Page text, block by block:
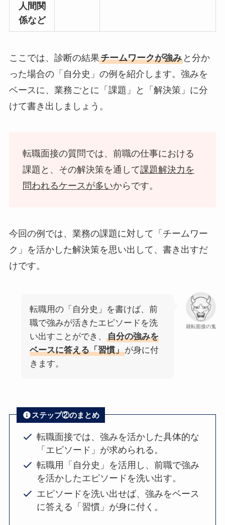
人間関
係など
ここでは、診断の結果チームワークが強みと分か
った場合の「自分史」の例を紹介します。強みを
ベースに、業務ごとに「課題」と「解決策」に分
けて書き出しましょう。
転職面接の質問では、前職の仕事における
課題と、その解決策を通して課題解決力を
問われるケースが多いからです。
今回の例では、業務の課題に対して「チームワー
ク」を活かした解決策を思い出して、書き出すだ
けです。
就転面接の鬼
転職用の「自分史」を書けば、前
職で強みが活きたエピソードを洗
い出すことができ、
自分の強みを
ベースに答える「習慣」が身に付
きます。
ステップ②のまとめ
転職面接では、強みを活かした具体的な
「エピソード」が求められる。
転職用「自分史」を活用し、前職で強み
を活かしたエピソードを洗い出す。
エピソードを洗い出せば、強みをベース
に答える「習慣」が身に付く。